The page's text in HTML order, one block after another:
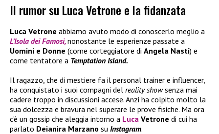
Il rumor su Luca Vetrone e la fidanzata
Luca Vetrone abbiamo avuto modo di conoscerlo meglio a
L’Isola dei Famosi,nonostante le esperienze passate a
Uomini e Donne (come corteggiatore di Angela Nasti) e
come tentatore a Temptation Island.
Il ragazzo, che di mestiere fa il personal trainer e influencer,
ha conquistato i suoi compagni del reality showsenza mai
cadere troppo in discussioni accese. Anzi ha colpito molto la
sua dolcezza e bravura nel superare le prove fisiche. Ma ora
c’è un gossip che aleggia intorno a Luca Vetrone di cui ha
parlato Deianira Marzano su Instagram.